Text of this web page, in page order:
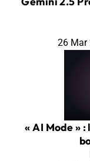
26 Mar
« AI Mode »